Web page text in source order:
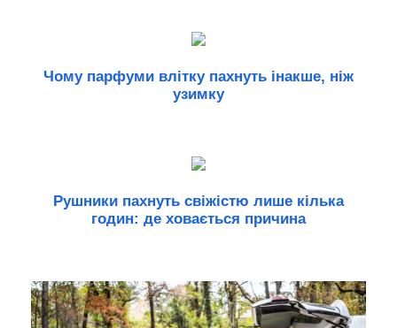
Чому парфуми влітку пахнуть інакше, ніж
узимку
Рушники пахнуть свіжістю лише кілька
годин: де ховається причина